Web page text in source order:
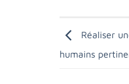
Réaliser
humains